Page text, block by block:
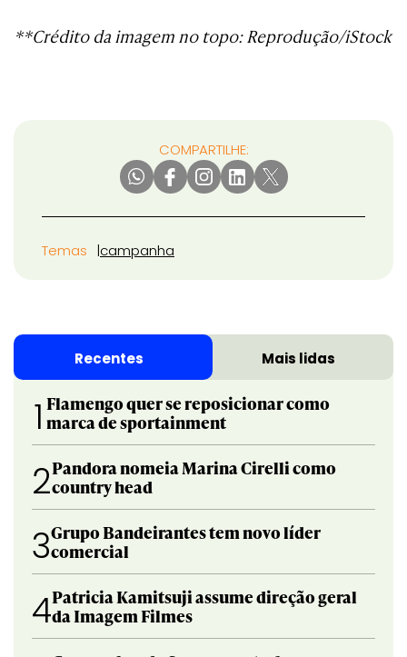
**Crédito da imagem no topo: Reprodução/iStock
COMPARTILHE:
Temas campanha
Recentes Mais lidas
1 Flamengo quer se reposicionar como
marca de sportainment
2Pandora nomeia Marina Cirelli como
country head
3Grupo Bandeirantes tem novo líder
comercial
4Patricia Kamitsuji assume direção geral
da Imagem Filmes